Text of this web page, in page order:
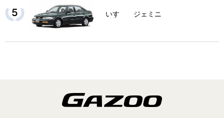
いすゞ ジェミニ